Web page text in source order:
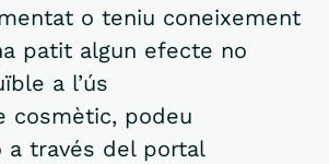
o teniu coneixement
patit algun efecte no
a l’ús
cosmètic, podeu
a través del portal